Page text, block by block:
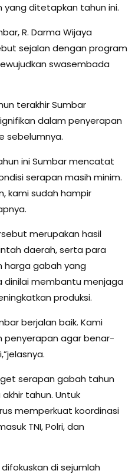
ditetapkan tahun ini.
R. Darma Wijaya
sejalan dengan program
swasembada
terakhir Sumbar
dalam penyerapan
sebelumnya.
ini Sumbar mencatat
serapan masih minim.
kami sudah hampir
merupakan hasil
daerah, serta para
harga gabah yang
membantu menjaga
produksi.
berjalan baik. Kami
agar benar-
serapan gabah tahun
tahun. Untuk
memperkuat koordinasi
TNI, Polri, dan
di sejumlah